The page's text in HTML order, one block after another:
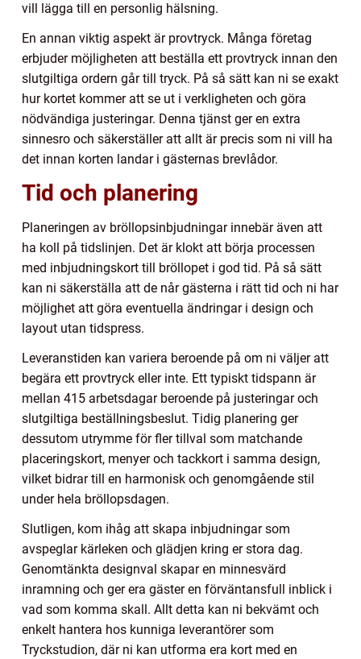
vill lägga till en personlig hälsning.
En annan viktig aspekt är provtryck. Många företag
erbjuder möjligheten att beställa ett provtryck innan den
slutgiltiga ordern går till tryck. På så sätt kan ni se exakt
hur kortet kommer att se ut i verkligheten och göra
nödvändiga justeringar. Denna tjänst ger en extra
sinnesro och säkerställer att allt är precis som ni vill ha
det innan korten landar i gästernas brevlådor.
Tid och planering
Planeringen av bröllopsinbjudningar innebär även att
ha koll på tidslinjen. Det är klokt att börja processen
med inbjudningskort till bröllopet i god tid. På så sätt
kan ni säkerställa att de når gästerna i rätt tid och ni har
möjlighet att göra eventuella ändringar i design och
layout utan tidspress.
Leveranstiden kan variera beroende på om ni väljer att
begära ett provtryck eller inte. Ett typiskt tidspann är
mellan 415 arbetsdagar beroende på justeringar och
slutgiltiga beställningsbeslut. Tidig planering ger
dessutom utrymme för fler tillval som matchande
placeringskort, menyer och tackkort i samma design,
vilket bidrar till en harmonisk och genomgående stil
under hela bröllopsdagen.
Slutligen, kom ihåg att skapa inbjudningar som
avspeglar kärleken och glädjen kring er stora dag.
Genomtänkta designval skapar en minnesvärd
inramning och ger era gäster en förväntansfull inblick i
vad som komma skall. Allt detta kan ni bekvämt och
enkelt hantera hos kunniga leverantörer som
Tryckstudion, där ni kan utforma era kort med en